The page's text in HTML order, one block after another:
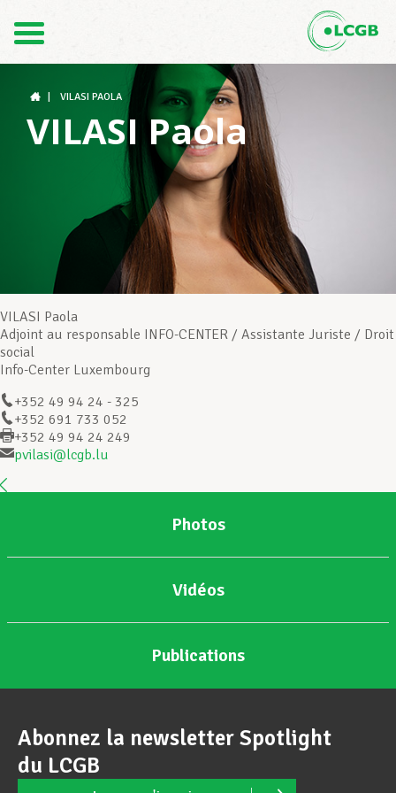
FR
DE
Structures syndicales
Assistance au Travail
Vos droits
Assistance en vie privée
VILASI PAOLA
VILASI Paola
VILASI Paola
Adjoint au responsable INFO-CENTER / Assistante Juriste / Droit
social
Info-Center Luxembourg
+352 49 94 24 - 325
+352 691 733 052
+352 49 94 24 249
pvilasi@lcgb.lu
Photos
Vidéos
Publications
Abonnez la newsletter Spotlight
du LCGB